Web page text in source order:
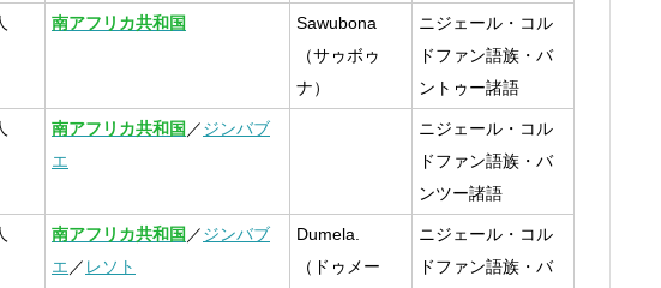
南アフリカ共和国
Sawubona
（サゥボゥ
ナ）
ニジェール・コル
ドファン語族・バ
ントゥー諸語
南アフリカ共和国 ／ジンバブ
エ
ニジェール・コル
ドファン語族・バ
ンツー諸語
南アフリカ共和国 ／ジンバブ
エ ／ レソト
Dumela.
（ドゥメー
ニジェール・コル
ドファン語族・バ